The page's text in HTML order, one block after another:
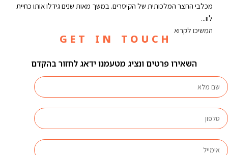
מכלבי החצר המלכותית של הקיסרים. במשך מאות שנים גידלו אותו כחיית
לוו...
המשיכו לקרוא
G E T I N T O U C H
השאירו פרטים ונציג מטעמנו ידאג לחזור בהקדם